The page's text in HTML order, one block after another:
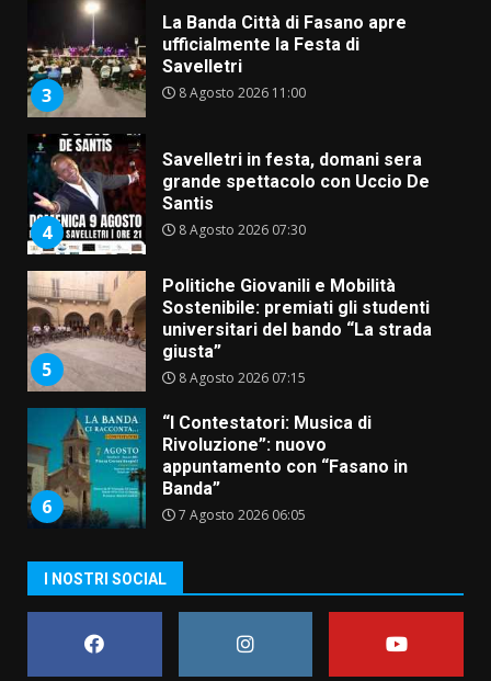
3
La Banda Città di Fasano apre
ufficialmente la Festa di
Savelletri
8 Agosto 2026 11:00
4
Savelletri in festa, domani sera
grande spettacolo con Uccio De
Santis
8 Agosto 2026 07:30
5
Politiche Giovanili e Mobilità
Sostenibile: premiati gli studenti
universitari del bando “La strada
giusta”
8 Agosto 2026 07:15
6
“I Contestatori: Musica di
Rivoluzione”: nuovo
appuntamento con “Fasano in
Banda”
7 Agosto 2026 06:05
amarezza per esclusione dal
campionato di calcio”
7 Agosto 2026 06:00
I NOSTRI SOCIAL